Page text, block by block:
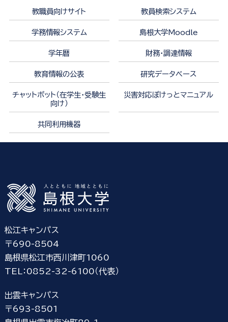
教職員向けサイト 教員検索システム
学務情報システム 島根大学Moodle
学年暦 財務・調達情報
教育情報の公表 研究データベース
チャットボット（在学生・受験生
向け）
災害対応ぽけっとマニュアル
共同利用機器
松江キャンパス
〒690-8504
島根県松江市西川津町1060
TEL：0852-32-6100（代表）
出雲キャンパス
〒693-8501